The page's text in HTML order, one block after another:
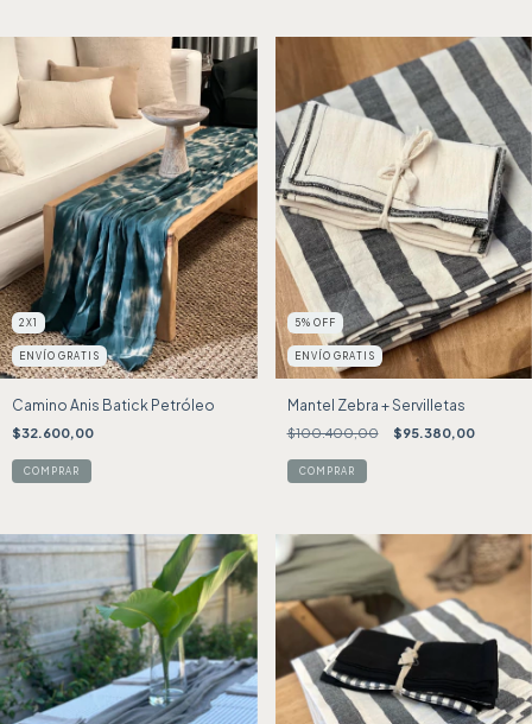
2X1
ENVÍO GRATIS
Camino Anis Batick Petróleo
$32.600,00
COMPRAR
5% OFF
ENVÍO GRATIS
Mantel Zebra + Servilletas
$100.400,00 $95.380,00